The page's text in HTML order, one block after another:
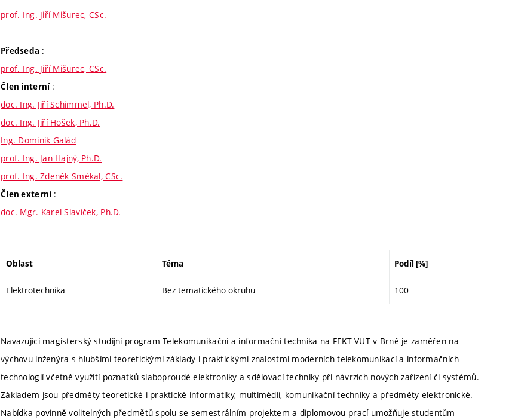
prof. Ing. Jiří Mišurec, CSc.
Předseda :
prof. Ing. Jiří Mišurec, CSc.
Člen interní :
doc. Ing. Jiří Schimmel, Ph.D.
doc. Ing. Jiří Hošek, Ph.D.
Ing. Dominik Galád
prof. Ing. Jan Hajný, Ph.D.
prof. Ing. Zdeněk Smékal, CSc.
Člen externí :
doc. Mgr. Karel Slavíček, Ph.D.
Oblast Téma Podíl [%]
Elektrotechnika Bez tematického okruhu 100
Navazující magisterský studijní program Telekomunikační a informační technika na FEKT VUT v Brně je zaměřen na
výchovu inženýra s hlubšími teoretickými základy i praktickými znalostmi moderních telekomunikací a informačních
technologií včetně využití poznatků slaboproudé elektroniky a sdělovací techniky při návrzích nových zařízení či systémů.
Základem jsou předměty teoretické i praktické informatiky, multimédií, komunikační techniky a předměty elektronické.
Nabídka povinně volitelných předmětů spolu se semestrálním projektem a diplomovou prací umožňuje studentům